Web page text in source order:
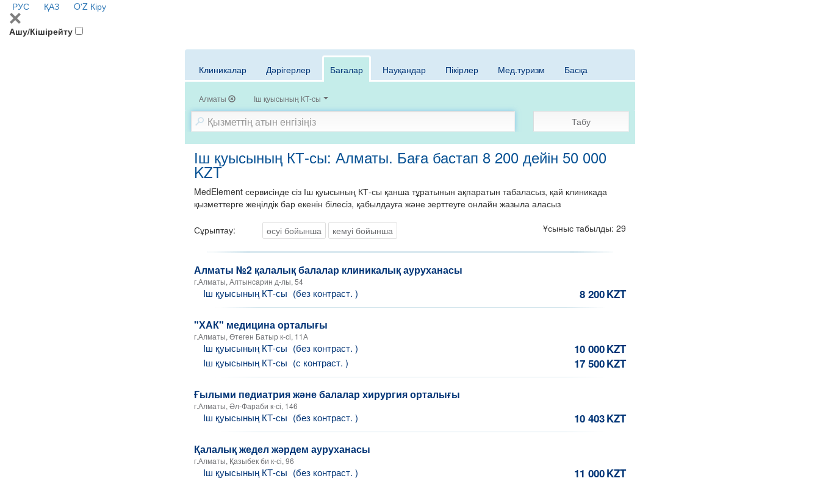
РУС ҚАЗ O'Z Кіру
Ашу/Кішірейту
Клиникалар Дәрігерлер Бағалар Науқандар Пікірлер Мед.туризм Басқа
Алматы Іш қуысының КТ-сы
Табу
Іш қуысының КТ-сы: Алматы. Баға бастап 8 200 дейін 50 000
KZT
MedElement сервисінде сіз Іш қуысының КТ-сы қанша тұратынын ақпаратын табаласыз, қай клиникада
қызметтерге жеңілдік бар екенін білесіз, қабылдауға және зерттеуге онлайн жазыла аласыз
Сұрыптау: өсуі бойынша кемуі бойынша Ұсыныс табылды: 29
Алматы №2 қалалық балалар клиникалық ауруханасы
г.Алматы, Алтынсарин д-лы, 54
Іш қуысының КТ-сы (без контраст. ) 8 200KZT
"ХАК" медицина орталығы
г.Алматы, Өтеген Батыр к-сі, 11А
Іш қуысының КТ-сы (без контраст. ) 10 000KZT
Іш қуысының КТ-сы (с контраст. ) 17 500KZT
Ғылыми педиатрия және балалар хирургия орталығы
г.Алматы, Әл-Фараби к-сі, 146
Іш қуысының КТ-сы (без контраст. ) 10 403KZT
Қалалық жедел жәрдем ауруханасы
г.Алматы, Қазыбек би к-сі, 96
Іш қуысының КТ-сы (без контраст. ) 11 000KZT